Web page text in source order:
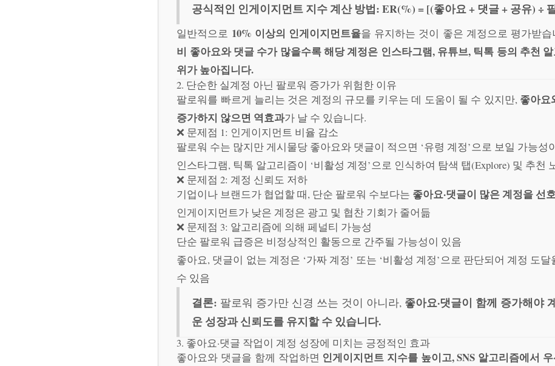
공식적인 인게이지먼트 지수 계산 방법: ER(%) = [(좋아요 + 댓글 + 공유) ÷
일반적으로 10% 이상의 인게이지먼트율을 유지하는 것이 좋은 계정으로 평가받습
비 좋아요와 댓글 수가 많을수록 해당 계정은 인스타그램, 유튜브, 틱톡 등의 추천
위가 높아집니다.
2. 단순한 실계정 아닌 팔로워 증가가 위험한 이유
팔로워를 빠르게 늘리는 것은 계정의 규모를 키우는 데 도움이 될 수 있지만, 좋아요
증가하지 않으면 역효과가 날 수 있습니다.
❌ 문제점 1: 인게이지먼트 비율 감소
팔로워 수는 많지만 게시물당 좋아요와 댓글이 적으면 ‘유령 계정’으로 보일 가능성
인스타그램, 틱톡 알고리즘이 ‘비활성 계정’으로 인식하여 탐색 탭(Explore) 및 추천
❌ 문제점 2: 계정 신뢰도 저하
기업이나 브랜드가 협업할 때, 단순 팔로워 수보다는 좋아요·댓글이 많은 계정을 선
인게이지먼트가 낮은 계정은 광고 및 협찬 기회가 줄어듦
❌ 문제점 3: 알고리즘에 의해 페널티 가능성
단순 팔로워 급증은 비정상적인 활동으로 간주될 가능성이 있음
좋아요, 댓글이 없는 계정은 ‘가짜 계정’ 또는 ‘비활성 계정’으로 판단되어 계정 도
수 있음
결론: 팔로워 증가만 신경 쓰는 것이 아니라, 좋아요·댓글이 함께 증가해야
운 성장과 신뢰도를 유지할 수 있습니다.
3. 좋아요·댓글 작업이 계정 성장에 미치는 긍정적인 효과
좋아요와 댓글을 함께 작업하면 인게이지먼트 지수를 높이고, SNS 알고리즘에서